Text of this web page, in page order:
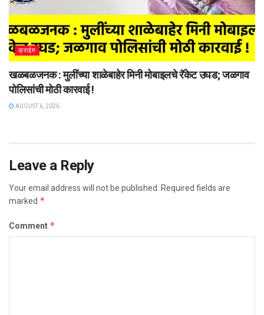
क्राईम
खळबळजनक : मुलींच्या शाळेबाहेर मिनी मोबाइलचे रॅकेट उघड; जळगाव
पोलिसांची मोठी कारवाई !
AUGUST 6, 2026
Leave a Reply
Your email address will not be published.
Required fields are
marked *
Comment *